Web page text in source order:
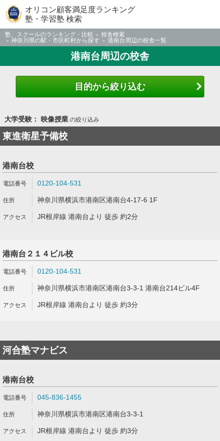
オリコン顧客満足度ランキング
塾・学習塾 検索
塾、スクールのランキング・比較
校舎検索
神奈川県の駅・市区町村から探す
港南台周辺の校舎一覧
港南台周辺の校舎
目的から絞り込む
大学受験： 映像授業の絞り込み
東進衛星予備校
港南台校
0120-104-531
神奈川県横浜市港南区港南台4-17-6 1F
JR根岸線 港南台より 徒歩 約2分
港南台２１４ビル校
0120-104-531
神奈川県横浜市港南区港南台3-3-1 港南台214ビル4F
JR根岸線 港南台より 徒歩 約3分
河合塾マナビス
港南台校
045-836-1455
神奈川県横浜市港南区港南台3-3-1
JR根岸線 港南台より 徒歩 約3分